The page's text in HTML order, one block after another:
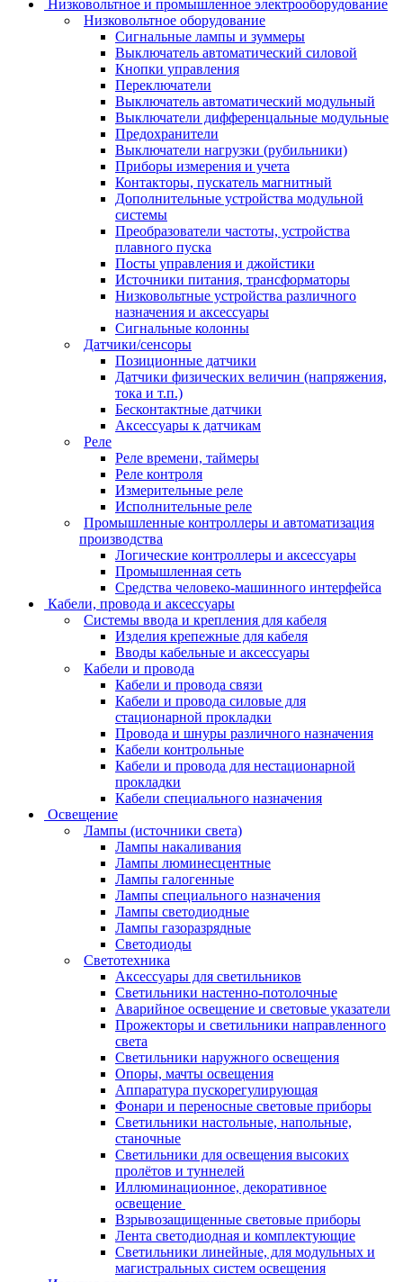
Низковольтное и промышленное электрооборудование
Низковольтное оборудование
Сигнальные лампы и зуммеры
Выключатель автоматический силовой
Кнопки управления
Переключатели
Выключатель автоматический модульный
Выключатели дифференцальные модульные
Предохранители
Выключатели нагрузки (рубильники)
Приборы измерения и учета
Контакторы, пускатель магнитный
Дополнительные устройства модульной
системы
Преобразователи частоты, устройства
плавного пуска
Посты управления и джойстики
Источники питания, трансформаторы
Низковольтные устройства различного
назначения и аксессуары
Сигнальные колонны
Датчики/сенсоры
Позиционные датчики
Датчики физических величин (напряжения,
тока и т.п.)
Бесконтактные датчики
Аксессуары к датчикам
Реле
Реле времени, таймеры
Реле контроля
Измерительные реле
Исполнительные реле
Промышленные контроллеры и автоматизация
производства
Логические контроллеры и аксессуары
Промышленная сеть
Средства человеко-машинного интерфейса
Кабели, провода и аксессуары
Системы ввода и крепления для кабеля
Изделия крепежные для кабеля
Вводы кабельные и аксессуары
Кабели и провода
Кабели и провода связи
Кабели и провода силовые для
стационарной прокладки
Провода и шнуры различного назначения
Кабели контрольные
Кабели и провода для нестационарной
прокладки
Кабели специального назначения
Освещение
Лампы (источники света)
Лампы накаливания
Лампы люминесцентные
Лампы галогенные
Лампы специального назначения
Лампы светодиодные
Лампы газоразрядные
Светодиоды
Светотехника
Аксессуары для светильников
Светильники настенно-потолочные
Аварийное освещение и световые указатели
Прожекторы и светильники направленного
света
Светильники наружного освещения
Опоры, мачты освещения
Аппаратура пускорегулирующая
Фонари и переносные световые приборы
Светильники настольные, напольные,
станочные
Светильники для освещения высоких
пролётов и туннелей
Иллюминационное, декоративное
освещение
Взрывозащищенные световые приборы
Лента светодиодная и комплектующие
Светильники линейные, для модульных и
магистральных систем освещения